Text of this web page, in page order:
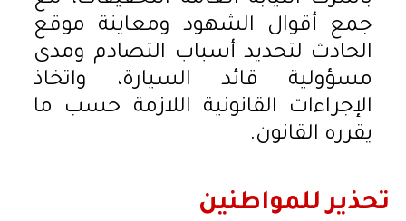
جمع أقوال الشهود ومعاينة موقع
الحادث لتحديد أسباب التصادم ومدى
مسؤولية قائد السيارة، واتخاذ
الإجراءات القانونية اللازمة حسب ما
يقرره القانون.
تحذير للمواطنين